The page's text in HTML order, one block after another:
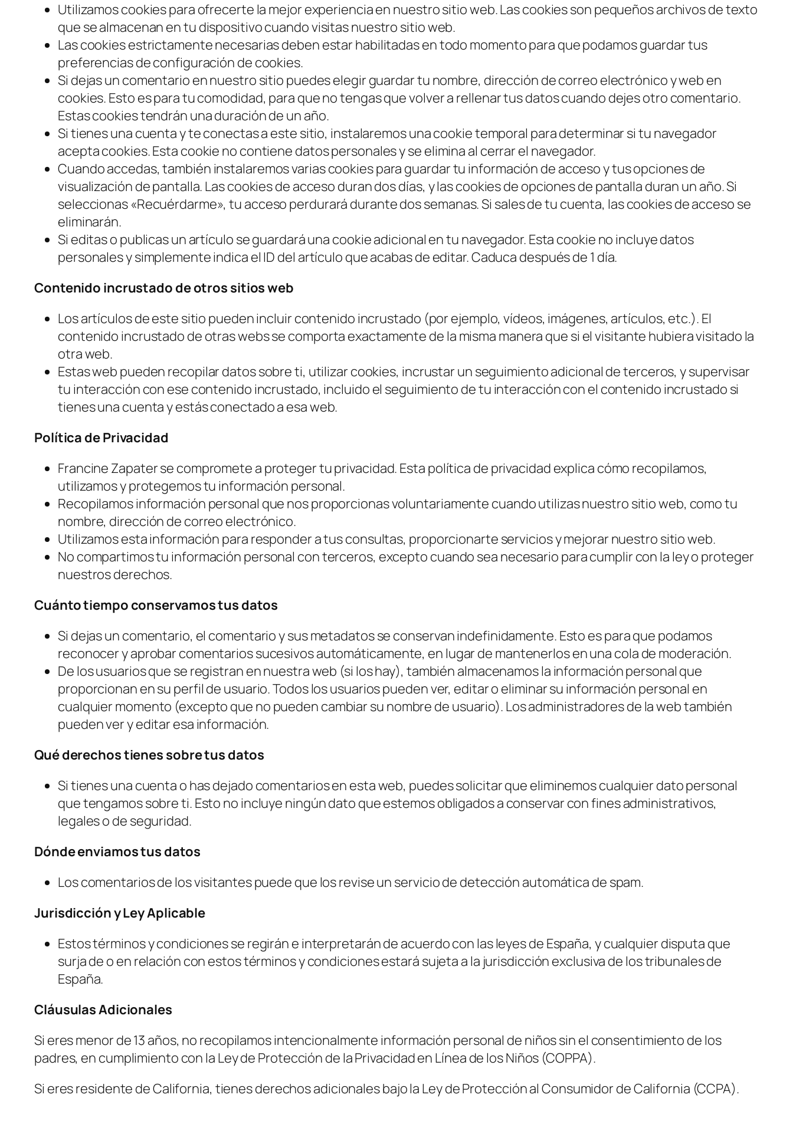
Utilizamos cookies para ofrecerte la mejor experiencia en nuestro sitio web. Las cookies son pequeños archivos de texto
que se almacenan en tu dispositivo cuando visitas nuestro sitio web.
Las cookies estrictamente necesarias deben estar habilitadas en todo momento para que podamos guardar tus
preferencias de configuración de cookies.
Si dejas un comentario en nuestro sitio puedes elegir guardar tu nombre, dirección de correo electrónico y web en
cookies. Esto es para tu comodidad, para que no tengas que volver a rellenar tus datos cuando dejes otro comentario.
Estas cookies tendrán una duración de un año.
Si tienes una cuenta y te conectas a este sitio, instalaremos una cookie temporal para determinar si tu navegador
acepta cookies. Esta cookie no contiene datos personales y se elimina al cerrar el navegador.
Cuando accedas, también instalaremos varias cookies para guardar tu información de acceso y tus opciones de
visualización de pantalla. Las cookies de acceso duran dos días, y las cookies de opciones de pantalla duran un año. Si
seleccionas «Recuérdarme», tu acceso perdurará durante dos semanas. Si sales de tu cuenta, las cookies de acceso se
eliminarán.
Si editas o publicas un artículo se guardará una cookie adicional en tu navegador. Esta cookie no incluye datos
personales y simplemente indica el ID del artículo que acabas de editar. Caduca después de 1 día.
Contenido incrustado de otros sitios web
Los artículos de este sitio pueden incluir contenido incrustado (por ejemplo, vídeos, imágenes, artículos, etc.). El
contenido incrustado de otras webs se comporta exactamente de la misma manera que si el visitante hubiera visitado la
otra web.
Estas web pueden recopilar datos sobre ti, utilizar cookies, incrustar un seguimiento adicional de terceros, y supervisar
tu interacción con ese contenido incrustado, incluido el seguimiento de tu interacción con el contenido incrustado si
tienes una cuenta y estás conectado a esa web.
Política de Privacidad
Francine Zapater se compromete a proteger tu privacidad. Esta política de privacidad explica cómo recopilamos,
utilizamos y protegemos tu información personal.
Recopilamos información personal que nos proporcionas voluntariamente cuando utilizas nuestro sitio web, como tu
nombre, dirección de correo electrónico.
Utilizamos esta información para responder a tus consultas, proporcionarte servicios y mejorar nuestro sitio web.
No compartimos tu información personal con terceros, excepto cuando sea necesario para cumplir con la ley o proteger
nuestros derechos.
Cuánto tiempo conservamos tus datos
Si dejas un comentario, el comentario y sus metadatos se conservan indefinidamente. Esto es para que podamos
reconocer y aprobar comentarios sucesivos automáticamente, en lugar de mantenerlos en una cola de moderación.
De los usuarios que se registran en nuestra web (si los hay), también almacenamos la información personal que
proporcionan en su perfil de usuario. Todos los usuarios pueden ver, editar o eliminar su información personal en
cualquier momento (excepto que no pueden cambiar su nombre de usuario). Los administradores de la web también
pueden ver y editar esa información.
Qué derechos tienes sobre tus datos
Si tienes una cuenta o has dejado comentarios en esta web, puedes solicitar que eliminemos cualquier dato personal
que tengamos sobre ti. Esto no incluye ningún dato que estemos obligados a conservar con fines administrativos,
legales o de seguridad.
Dónde enviamos tus datos
Los comentarios de los visitantes puede que los revise un servicio de detección automática de spam.
Jurisdicción y Ley Aplicable
Estos términos y condiciones se regirán e interpretarán de acuerdo con las leyes de España, y cualquier disputa que
surja de o en relación con estos términos y condiciones estará sujeta a la jurisdicción exclusiva de los tribunales de
España.
Cláusulas Adicionales
Si eres menor de 13 años, no recopilamos intencionalmente información personal de niños sin el consentimiento de los
padres, en cumplimiento con la Ley de Protección de la Privacidad en Línea de los Niños (COPPA).
Si eres residente de California, tienes derechos adicionales bajo la Ley de Protección al Consumidor de California (CCPA).